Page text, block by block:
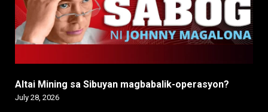
Altai Mining sa Sibuyan magbabalik-operasyon?
July 28, 2026